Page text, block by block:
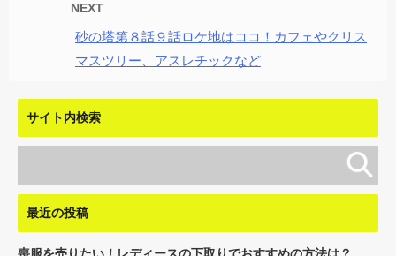
NEXT
砂の塔第８話９話ロケ地はココ！カフェやクリス
マスツリー、アスレチックなど
サイト内検索
最近の投稿